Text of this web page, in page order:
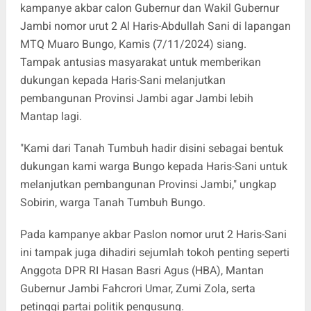
kampanye akbar calon Gubernur dan Wakil Gubernur
Jambi nomor urut 2 Al Haris-Abdullah Sani di lapangan
MTQ Muaro Bungo, Kamis (7/11/2024) siang.
Tampak antusias masyarakat untuk memberikan
dukungan kepada Haris-Sani melanjutkan
pembangunan Provinsi Jambi agar Jambi lebih
Mantap lagi.
"Kami dari Tanah Tumbuh hadir disini sebagai bentuk
dukungan kami warga Bungo kepada Haris-Sani untuk
melanjutkan pembangunan Provinsi Jambi," ungkap
Sobirin, warga Tanah Tumbuh Bungo.
Pada kampanye akbar Paslon nomor urut 2 Haris-Sani
ini tampak juga dihadiri sejumlah tokoh penting seperti
Anggota DPR RI Hasan Basri Agus (HBA), Mantan
Gubernur Jambi Fahcrori Umar, Zumi Zola, serta
petinggi partai politik pengusung.